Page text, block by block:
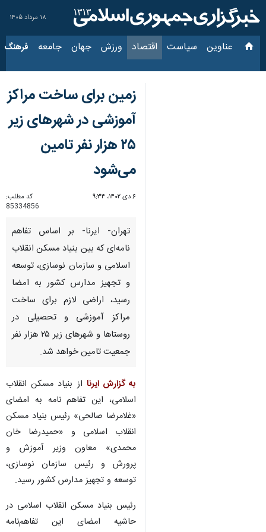
۱۸ مرداد ۱۴۰۵
عناوین‌ سیاست اقتصاد ورزش جهان جامعه فرهنگ
زمین برای ساخت مراکز
آموزشی در شهرهای زیر
۲۵ هزار نفر تامین
می‌شود
۶ دی ۱۴۰۲، ۹:۳۴
کد مطلب:
85334856
تهران- ایرنا- بر اساس تفاهم
نامه‌ای که بین بنیاد مسکن انقلاب
اسلامی و سازمان نوسازی، توسعه
و تجهیز مدارس کشور به امضا
رسید، اراضی لازم برای ساخت
مراکز آموزشی و تحصیلی در
روستاها و شهرهای زیر ۲۵ هزار نفر
جمعیت تامین خواهد شد.
به گزارش ایرنا از بنیاد مسکن انقلاب
اسلامی، این تفاهم نامه به امضای
«غلامرضا صالحی» رئیس بنیاد مسکن
انقلاب اسلامی و «حمیدرضا خان
محمدی» معاون وزیر آموزش و
پرورش و رئیس سازمان نوسازی،
توسعه و تجهیز مدارس کشور رسید.
رئیس بنیاد مسکن انقلاب اسلامی در
حاشیه امضای این تفاهم‌نامه اعلام‌کرد: